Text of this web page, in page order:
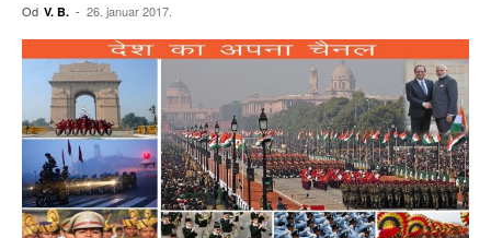
Od V. B. - 26. januar 2017.